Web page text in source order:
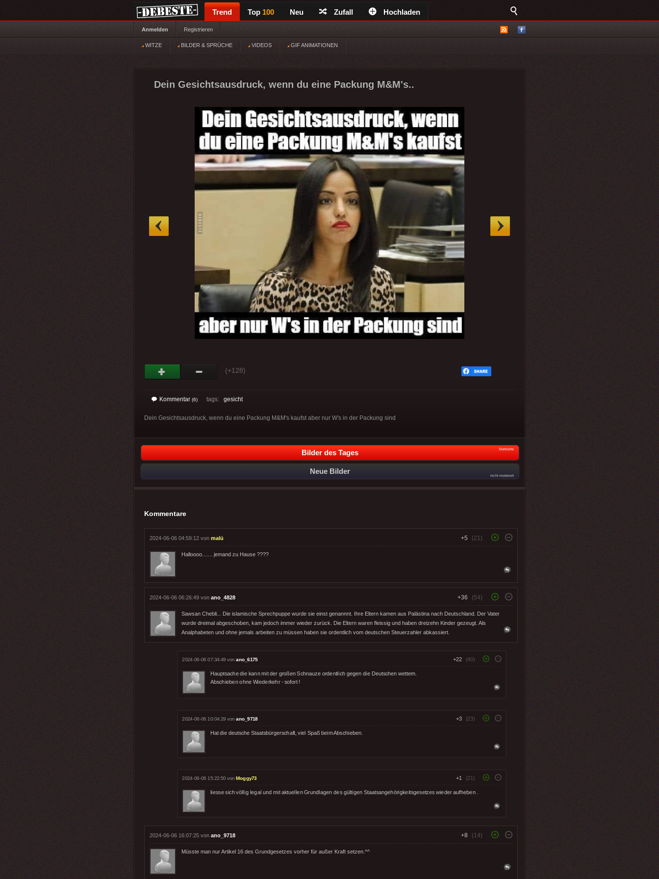
Trend Top 100 Neu Zufall Hochladen
Anmelden Registrieren
WITZE BILDER & SPRÜCHE VIDEOS GIF ANIMATIONEN
Dein Gesichtsausdruck, wenn du eine Packung M&M's..
(+128)
Kommentar (6) tags: gesicht
Dein Gesichtsausdruck, wenn du eine Packung M&M's kaufst aber nur W's in der Packung sind
Bilder des Tages Startseite
Neue Bilder
nicht moderiert
Kommentare
2024-06-06 04:59:12 von malü +5 (21)
Halloooo....... jemand zu Hause ????
2024-06-06 06:26:49 von ano_4828 +36 (54)
Sawsan Chebli... Die islamische Sprechpuppe wurde sie einst genannnt. Ihre Eltern kamen aus Palästina nach Deutschland. Der Vater
wurde dreimal abgeschoben, kam jedoch immer wieder zurück. Die Eltern waren fleissig und haben dreizehn Kinder gezeugt. Als
Analphabeten und ohne jemals arbeiten zu müssen haben sie ordentlich vom deutschen Steuerzahler abkassiert.
2024-06-06 07:34:49 vonano_6175 +22 (40)
Hauptsache die kann mit der großen Schnauze ordentlich gegen die Deutschen wettern.
Abschieben ohne Wiederkehr - sofort !
2024-06-06 10:04:29 vonano_9718 +3 (23)
Hat die deutsche Staatsbürgerschaft, viel Spaß beim Abschieben.
2024-06-06 15:22:50 vonMoggy73 +1 (21)
liesse sich völlig legal und mit aktuellen Grundlagen des gültigen Staatsangehörigkeitsgesetzes wieder aufheben .
2024-06-06 16:07:25 von ano_9718 +8 (14)
Müsste man nur Artikel 16 des Grundgesetzes vorher für außer Kraft setzen.^^